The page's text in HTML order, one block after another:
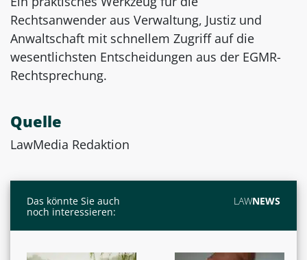
Rechtsanwender aus Verwaltung, Justiz und
Anwaltschaft mit schnellem Zugriff auf die
wesentlichsten Entscheidungen aus der EGMR-
Rechtsprechung.
Quelle
LawMedia Redaktion
Das könnte Sie auch
noch interessieren:
LAWNEWS